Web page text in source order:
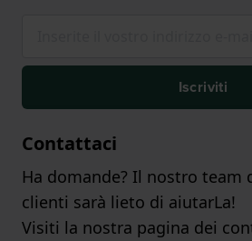
Iscriviti
Contattaci
Ha domande? Il nostro team
clienti sarà lieto di aiutarLa!
Visiti la nostra pagina dei